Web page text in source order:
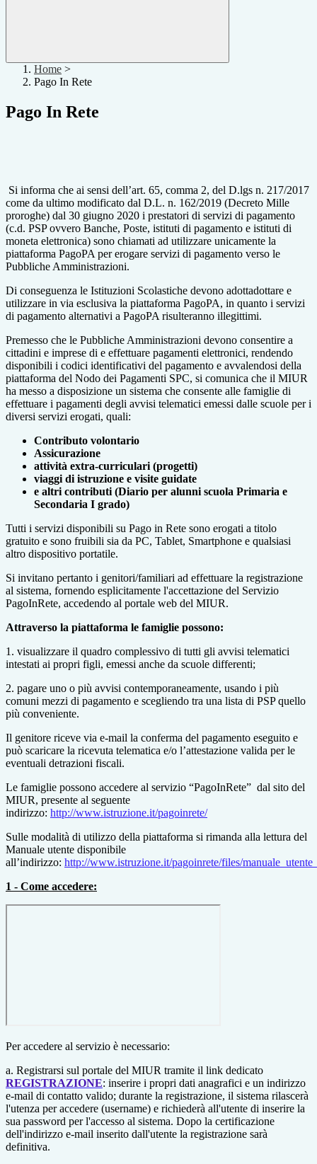
Home >
Pago In Rete
Pago In Rete
Si informa che ai sensi dell’art. 65, comma 2, del D.lgs n. 217/2017
come da ultimo modificato dal D.L. n. 162/2019 (Decreto Mille
proroghe) dal 30 giugno 2020 i prestatori di servizi di pagamento
(c.d. PSP ovvero Banche, Poste, istituti di pagamento e istituti di
moneta elettronica) sono chiamati ad utilizzare unicamente la
piattaforma PagoPA per erogare servizi di pagamento verso le
Pubbliche Amministrazioni.
Di conseguenza le Istituzioni Scolastiche devono adottadottare e
utilizzare in via esclusiva la piattaforma PagoPA, in quanto i servizi
di pagamento alternativi a PagoPA risulteranno illegittimi.
Premesso che le Pubbliche Amministrazioni devono consentire a
cittadini e imprese di e effettuare pagamenti elettronici, rendendo
disponibili i codici identificativi del pagamento e avvalendosi della
piattaforma del Nodo dei Pagamenti SPC, si comunica che il MIUR
ha messo a disposizione un sistema che consente alle famiglie di
effettuare i pagamenti degli avvisi telematici emessi dalle scuole per i
diversi servizi erogati, quali:
Contributo volontario
Assicurazione
attività extra-curriculari (progetti)
viaggi di istruzione e visite guidate
e altri contributi (Diario per alunni scuola Primaria e
Secondaria I grado)
Tutti i servizi disponibili su Pago in Rete sono erogati a titolo
gratuito e sono fruibili sia da PC, Tablet, Smartphone e qualsiasi
altro dispositivo portatile.
Si invitano pertanto i genitori/familiari ad effettuare la registrazione
al sistema, fornendo esplicitamente l'accettazione del Servizio
PagoInRete, accedendo al portale web del MIUR.
Attraverso la piattaforma le famiglie possono:
1. visualizzare il quadro complessivo di tutti gli avvisi telematici
intestati ai propri figli, emessi anche da scuole differenti;
2. pagare uno o più avvisi contemporaneamente, usando i più
comuni mezzi di pagamento e scegliendo tra una lista di PSP quello
più conveniente.
Il genitore riceve via e-mail la conferma del pagamento eseguito e
può scaricare la ricevuta telematica e/o l’attestazione valida per le
eventuali detrazioni fiscali.
Le famiglie possono accedere al servizio “PagoInRete” dal sito del
MIUR, presente al seguente
indirizzo: http://www.istruzione.it/pagoinrete/
Sulle modalità di utilizzo della piattaforma si rimanda alla lettura del
Manuale utente disponibile
all’indirizzo: http://www.istruzione.it/pagoinrete/files/
1 - Come accedere:
Per accedere al servizio è necessario:
a. Registrarsi sul portale del MIUR tramite il link dedicato
REGISTRAZIONE: inserire i propri dati anagrafici e un indirizzo
e-mail di contatto valido; durante la registrazione, il sistema rilascerà
l'utenza per accedere (username) e richiederà all'utente di inserire la
sua password per l'accesso al sistema. Dopo la certificazione
dell'indirizzo e-mail inserito dall'utente la registrazione sarà
definitiva.